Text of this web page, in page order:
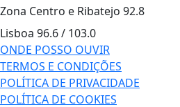
Zona Centro e Ribatejo 92.8
Lisboa 96.6 / 103.0
ONDE POSSO OUVIR
TERMOS E CONDIÇÕES
POLÍTICA DE PRIVACIDADE
POLÍTICA DE COOKIES